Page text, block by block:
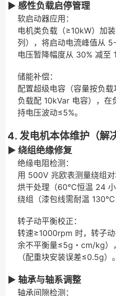
▶ 感性负载启停管理
软启动器应用：
电机类负载（≥10kW）加
列），将启动电流峰值从
电压暂降幅度从 30% 减至
储能补偿：
配置超级电容（容量按负
负载配 10kVar 电容），在
持电压波动≤5%。
4. 发电机本体维护（解
▶ 绕组绝缘修复
绝缘电阻检测：
用 500V 兆欧表测量绕组
烘干处理（60℃恒温 24
绕组（漆包线需耐温 130℃
转子动平衡校正：
转速≥1000rpm 时，转子
余不平衡量≤5g・cm/kg）
（配重块安装误差≤0.5g）。
▶ 轴承与轴系调整
轴承间隙检测：